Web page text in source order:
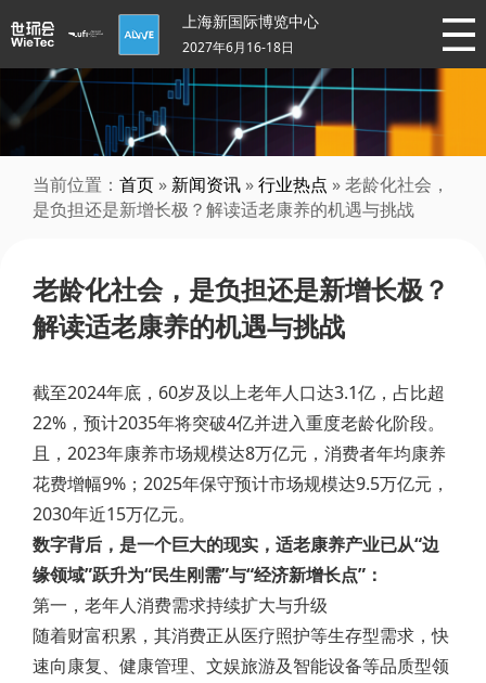
上海新国际博览中心
2027年6月16-18日
当前位置： 首页 » 新闻资讯 »行业热点 » 老龄化社会，
是负担还是新增长极？解读适老康养的机遇与挑战
老龄化社会，是负担还是新增长极？
解读适老康养的机遇与挑战
截至2024年底，60岁及以上老年人口达3.1亿，占比超
22%，预计2035年将突破4亿并进入重度老龄化阶段。
且，2023年康养市场规模达8万亿元，消费者年均康养
花费增幅9%；2025年保守预计市场规模达9.5万亿元，
2030年近15万亿元。
数字背后，是一个巨大的现实，适老康养产业已从“边
缘领域”跃升为“民生刚需”与“经济新增长点”：
第一，老年人消费需求持续扩大与升级
随着财富积累，其消费正从医疗照护等生存型需求，快
速向康复、健康管理、文娱旅游及智能设备等品质型领